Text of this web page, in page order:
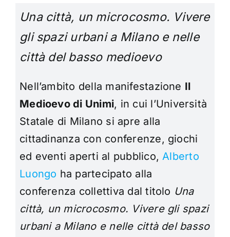
Una città, un microcosmo. Vivere
gli spazi urbani a Milano e nelle
città del basso medioevo
Nell’ambito della manifestazione Il
Medioevo di Unimi, in cui l’Università
Statale di Milano si apre alla
cittadinanza con conferenze, giochi
ed eventi aperti al pubblico, Alberto
Luongo ha partecipato alla
conferenza collettiva dal titolo Una
città, un microcosmo. Vivere gli spazi
urbani a Milano e nelle città del basso